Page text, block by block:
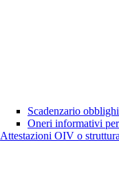
Scadenzario
Oneri informativi
Attestazioni OIV o